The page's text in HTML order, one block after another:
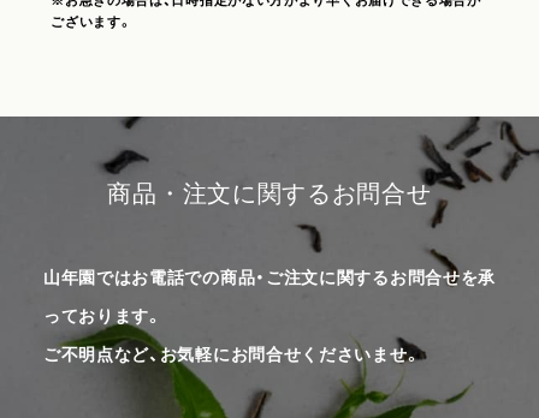
ございます。
商品・注文に関するお問合せ
山年園ではお電話での商品・ご注文に関するお問合せを承
っております。
ご不明点など、お気軽にお問合せくださいませ。